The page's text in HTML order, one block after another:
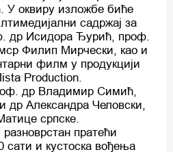
У оквиру изложбе биће
садржај за
др Исидора Ђурић, проф.
Филип Мирчески, као и
филм у продукцији
Production.
др Владимир Симић,
др Александра Человски,
српске.
пратећи
сати и кустоска вођења